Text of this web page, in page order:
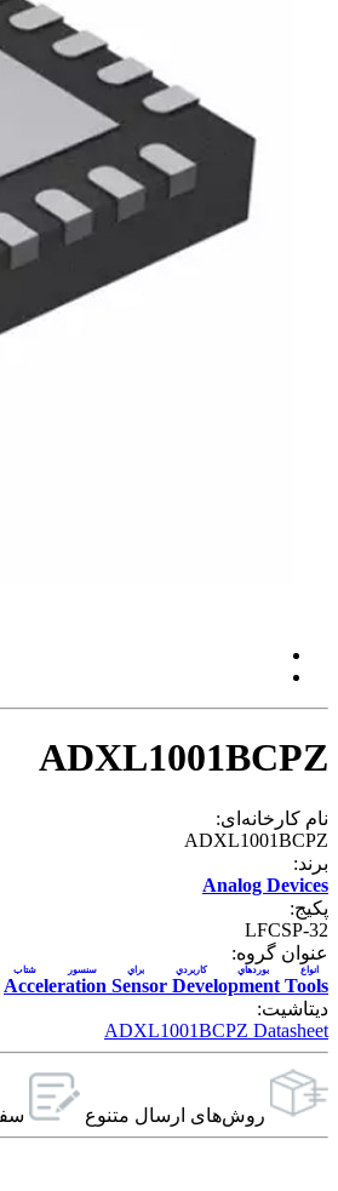
ADXL1001BCPZ
نام کارخانه‌ای:
ADXL1001BCPZ
برند:
Analog Devices
پکیج:
LFCSP-32
عنوان گروه:
Acceleration Sensor Development Tools
انواع بوردهاي کاربردي براي سنسور شتاب
دیتاشیت:
ADXL1001BCPZ Datasheet
روش‌های ارسال‌ متنوع